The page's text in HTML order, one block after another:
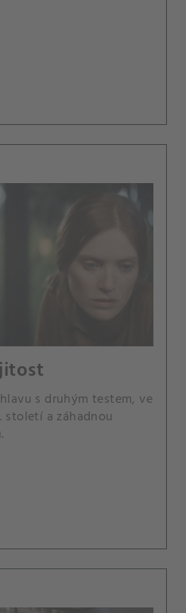
s druhým testem, ve
století a záhadnou